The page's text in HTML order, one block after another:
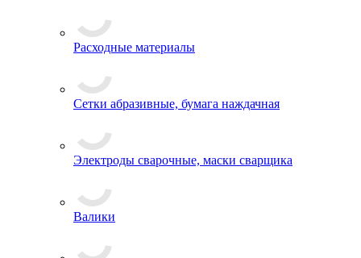
Расходные материалы
Сетки абразивные, бумага наждачная
Электроды сварочные, маски сварщика
Валики